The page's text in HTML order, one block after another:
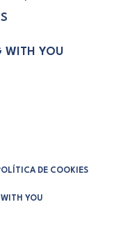
YOU
DE COOKIES
YOU